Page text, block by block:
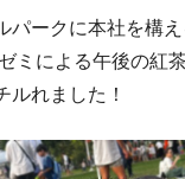
パークに本社を構え
ミによる午後の紅
ルれました！